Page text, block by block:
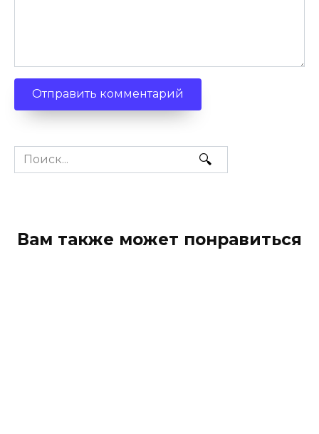
Search
for:
Вам также может понравиться